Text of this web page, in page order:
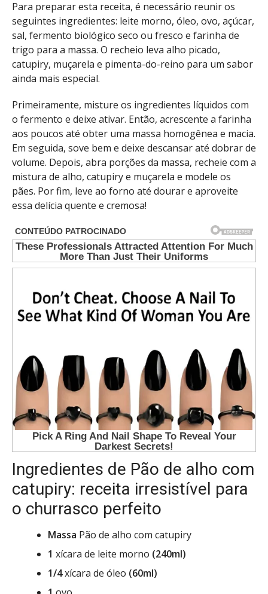
Para preparar esta receita, é necessário reunir os
seguintes ingredientes: leite morno, óleo, ovo, açúcar,
sal, fermento biológico seco ou fresco e farinha de
trigo para a massa. O recheio leva alho picado,
catupiry, muçarela e pimenta-do-reino para um sabor
ainda mais especial.
Primeiramente, misture os ingredientes líquidos com
o fermento e deixe ativar. Então, acrescente a farinha
aos poucos até obter uma massa homogênea e macia.
Em seguida, sove bem e deixe descansar até dobrar de
volume. Depois, abra porções da massa, recheie com a
mistura de alho, catupiry e muçarela e modele os
pães. Por fim, leve ao forno até dourar e aproveite
essa delícia quente e cremosa!
Ingredientes de Pão de alho com
catupiry: receita irresistível para
o churrasco perfeito
Massa Pão de alho com catupiry
1 xícara de leite morno (240ml)
1/4xícara de óleo (60ml)